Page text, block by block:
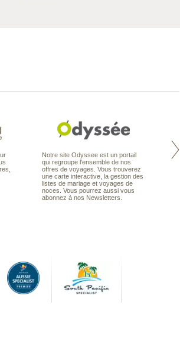
Notre site Odyssee est un portail
qui regroupe l'ensemble de nos
offres de voyages. Vous trouverez
une carte interactive, la gestion des
listes de mariage et voyages de
noces. Vous pourrez aussi vous
abonnez à nos Newsletters.